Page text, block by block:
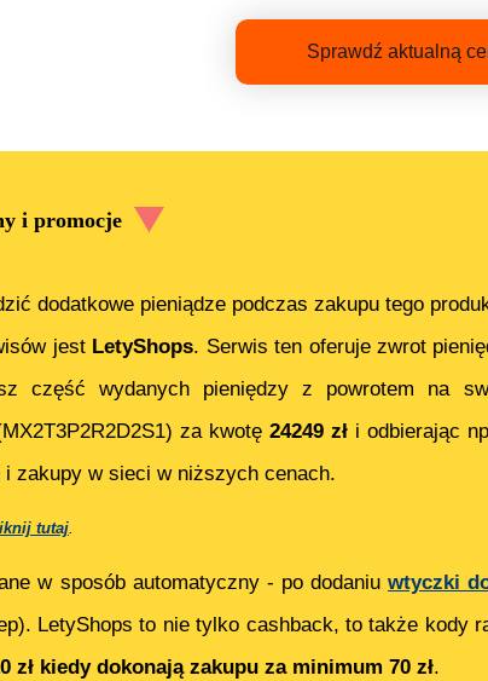
Sprawdź aktualną
i promocje
dodatkowe pieniądze podczas zakupu tego
jest LetyShops. Serwis ten oferuje zwrot
część wydanych pieniędzy z powrotem na
za kwotę 24249złi odbierając
zakupy w sieci w niższych cenach.
tutaj.
w sposób automatyczny - po dodaniu wtyczki
LetyShops to nie tylko cashback, to także kody
zł kiedy dokonają zakupu za minimum 70 zł.